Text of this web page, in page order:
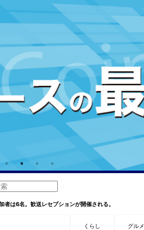
は6名。歓送レセプションが開催される。
くらし グルメ